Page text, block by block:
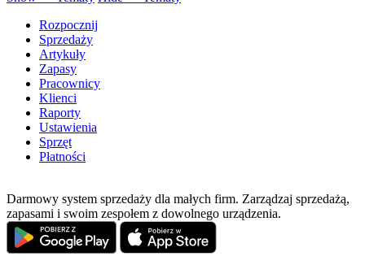
Rozpocznij
Sprzedaży
Artykuły
Zapasy
Pracownicy
Klienci
Raporty
Ustawienia
Sprzęt
Płatności
Darmowy system sprzedaży dla małych firm. Zarządzaj sprzedażą,
zapasami i swoim zespołem z dowolnego urządzenia.